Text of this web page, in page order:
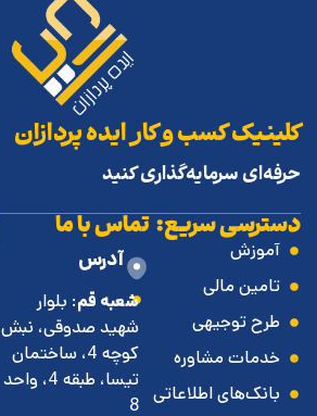
کلینیک کسب و کار ایده پردازان
حرفه‌ای سرمایه‌گذاری کنید
دسترسی سریع:
آموزش
تامین مالی
طرح توجیهی
خدمات مشاوره
بانک‌های اطلاعاتی
تماس با ما
آدرس
شعبه قم: بلوار
شهید صدوقی، نبش
کوچه 4، ساختمان
تیسا، طبقه 4، واحد
8